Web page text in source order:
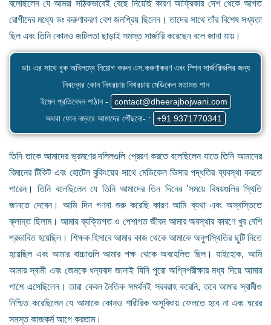
বলেছিলেন যে আমরা সঠিকভাবেই বেছে নিয়েছি কারণ আফ্রিকার দেশ থেকে আগত
রোগীদের মধ্যে ডঃ করুণাকরণ বেশ জনপ্রিয় ছিলেন। তাদের সাথে তাঁর বিশেষ সখ্যতা
ছিল এবং তিনি কোনও জটিলতা ছাড়াই সমস্ত সার্জারি করেছেন বলে জানা যায়।
ডাঃ এর সাথে বুক অবিলম্বে নিয়োগ করুন এস.করুণাকরণ এবং স্পিন সার্জারিগুলির জন্য
নিবন্ধের কোন নিখরচায় নিখরচায় মেডিকেল মতামত পান
ইমেল প্রতিবেদন পাঠান -
contact@dheerajbojwani.com
অথবা ফোন নম্বরে আমাদের পৌঁছনো- :
+91 9371770341
তিনি তাকে আমাদের ভ্রমণের দলিলগুলি প্রেরণ করতে বলেছিলেন যাতে তিনি আমাদের
বিমানের টিকিট এবং হোটেল বুকিংয়ের সাথে মেডিকেল ভিসার পদ্ধতির ব্যবস্থা করতে
পারেন। তিনি বলেছিলেন যে তিনি আমাদের তিন দিনের ’সময়ে বিষয়গুলির স্থিতি
জানতে দেবেন। আমি দিন গণনা শুরু করেছি কারণ আমি ব্যথা এবং অস্বস্তিতে
ক্লান্ত ছিলাম। আমার ব্যক্তিগত ও পেশাগত জীবন আমার অবস্থার কারণে খুব বেশি
প্রভাবিত হয়েছিল। শিক্ষক হিসাবে আমার কাজ থেকে আমাকে অনুপস্থিতির ছুটি নিতে
হয়েছিল এবং আমার বাচ্চাগুলি আমার পক্ষ থেকে অবহেলিত ছিল। যাইহোক, আমি
আমার স্বামী এবং জেমকে ধন্যবাদ জানাই যিনি পুরো অগ্নিপরীক্ষার মধ্য দিয়ে আমার
পাশে এসেছিলেন। তারা কেবল নৈতিক সমর্থনই সরবরাহ করেনি, তবে আমার স্বামীও
নিশ্চিত করেছিলেন যে আমাকে কোনও শারীরিক অসুবিধায় ফেলতে হবে না এবং ঘরের
সমস্ত কাজকর্ম আগে করতাম।